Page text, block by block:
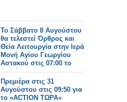
Το Σάββατο 8 Αυγούστου
θα τελεστεί Όρθρος και
Θεία Λειτουργία στην Ιερά
Μονή Αγίου Γεωργίου
Αστακού στις 07:00 το
πρωί.
Πρεμιέρα στις 31
Αυγούστου στις 09:50 για
το «ACTION ΤΩΡΑ»